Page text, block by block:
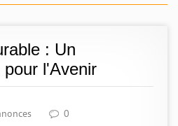
: Un
l'Avenir
0